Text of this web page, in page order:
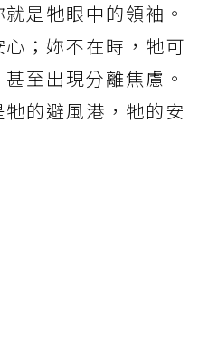
是牠眼中的領袖。
；妳不在時，牠可
至出現分離焦慮。
的避風港，牠的安